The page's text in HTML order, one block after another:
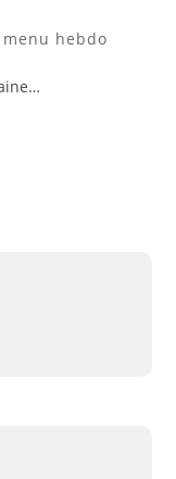
menu hebdo